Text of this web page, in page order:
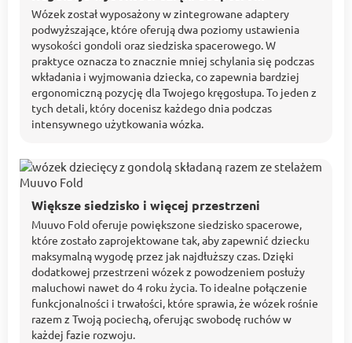
Wózek został wyposażony w zintegrowane adaptery
podwyższające, które oferują dwa poziomy ustawienia
wysokości gondoli oraz siedziska spacerowego. W
praktyce oznacza to znacznie mniej schylania się podczas
wkładania i wyjmowania dziecka, co zapewnia bardziej
ergonomiczną pozycję dla Twojego kręgosłupa. To jeden z
tych detali, który docenisz każdego dnia podczas
intensywnego użytkowania wózka.
Większe siedzisko i więcej przestrzeni
Muuvo Fold oferuje powiększone siedzisko spacerowe,
które zostało zaprojektowane tak, aby zapewnić dziecku
maksymalną wygodę przez jak najdłuższy czas. Dzięki
dodatkowej przestrzeni wózek z powodzeniem posłuży
maluchowi nawet do 4 roku życia. To idealne połączenie
funkcjonalności i trwałości, które sprawia, że wózek rośnie
razem z Twoją pociechą, oferując swobodę ruchów w
każdej fazie rozwoju.